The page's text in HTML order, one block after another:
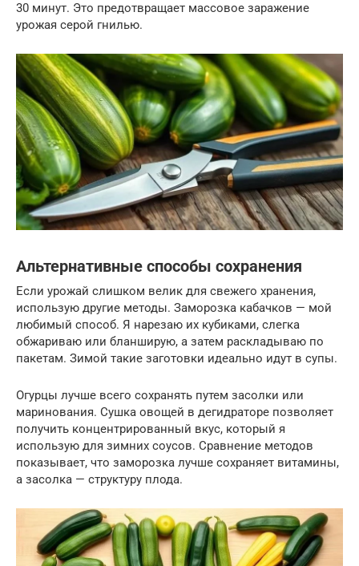
30 минут. Это предотвращает массовое заражение
урожая серой гнилью.
Альтернативные способы сохранения
Если урожай слишком велик для свежего хранения,
использую другие методы. Заморозка кабачков — мой
любимый способ. Я нарезаю их кубиками, слегка
обжариваю или бланширую, а затем раскладываю по
пакетам. Зимой такие заготовки идеально идут в супы.
Огурцы лучше всего сохранять путем засолки или
маринования. Сушка овощей в дегидраторе позволяет
получить концентрированный вкус, который я
использую для зимних соусов. Сравнение методов
показывает, что заморозка лучше сохраняет витамины,
а засолка — структуру плода.